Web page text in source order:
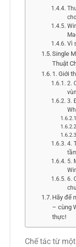
Vì
Single
Thuật
1. Giới
2.
3.
4.
5.
6.
Hãy để
– cùng
thực!
Chế tác từ